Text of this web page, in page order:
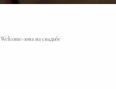
Welcome-зона на свадьбе